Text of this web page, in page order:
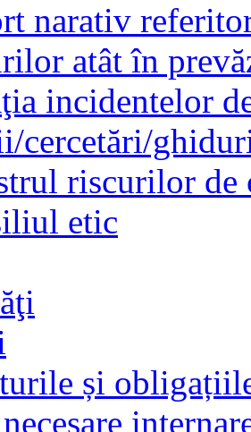
narativ
atât în
incidentelor
cercetări/
riscurilor de
etic
și